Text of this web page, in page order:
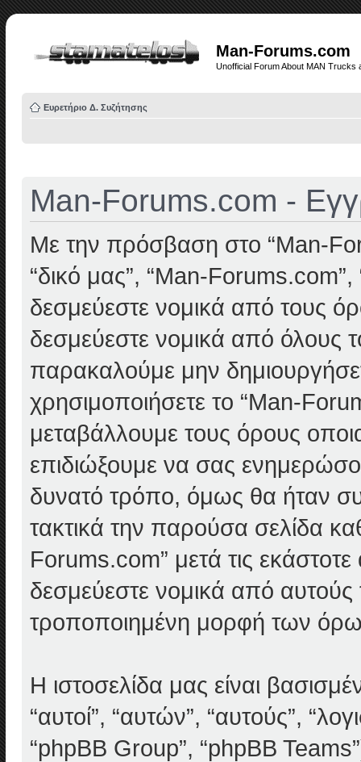
Man-Forums.com
Unofficial Forum About MAN Trucks
Ευρετήριο Δ. Συζήτησης
Man-Forums.com -
Με την πρόσβαση στο “Man-
“δικό μας”, “Man-
δεσμεύεστε νομικά από τους
δεσμεύεστε νομικά από όλους
παρακαλούμε μην
χρησιμοποιήσετε το “Man-
μεταβάλλουμε τους όρους
επιδιώξουμε να σας
δυνατό τρόπο, όμως θα ήταν
τακτικά την παρούσα σελίδα
Forums.com” μετά τις
δεσμεύεστε νομικά από
τροποποιημένη μορφή των
Η ιστοσελίδα μας είναι
“αυτοί”, “αυτών”, “αυτούς”,
“phpBB Group”, “phpBB